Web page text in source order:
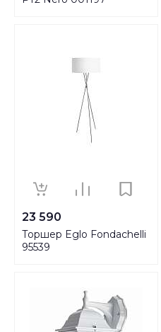
23 590
Торшер Eglo Fondachelli
95539